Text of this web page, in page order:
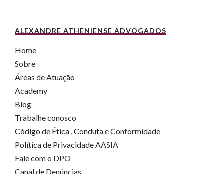
ALEXANDRE ATHENIENSE ADVOGADOS
Home
Sobre
Áreas de Atuação
Academy
Blog
Trabalhe conosco
Código de Ética , Conduta e Conformidade
Política de Privacidade AASIA
Fale com o DPO
Canal de Denúncias